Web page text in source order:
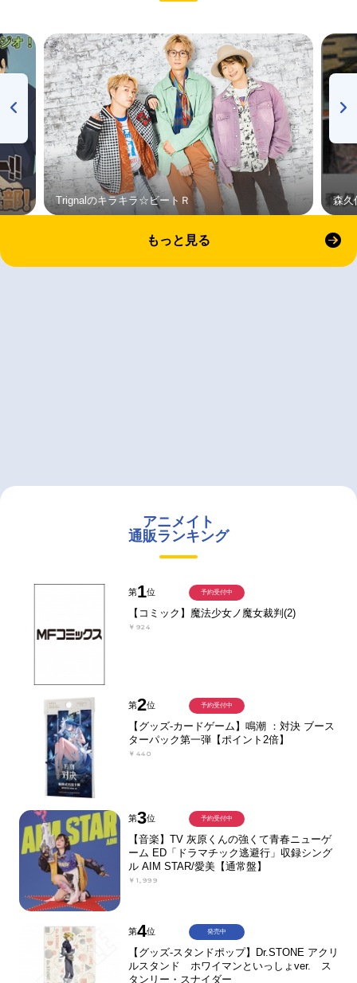
Trignalのキラキラ☆ビートＲ 森久
もっと見る
アニメイト
通販ランキング
第1位
【コミック】魔法少女ノ魔女裁判(2)
￥924
予約受付中
第2位
【グッズ-カードゲーム】鳴潮 ：対決 ブース
ターパック第一弾【ポイント2倍】
￥440
予約受付中
第3位
【音楽】TV 灰原くんの強くて青春ニューゲ
ーム ED「ドラマチック逃避行」収録シング
ル AIM STAR/愛美【通常盤】
￥1,999
予約受付中
第4位
【グッズ-スタンドポップ】Dr.STONE アクリ
ルスタンド ホワイマンといっしょver. ス
タンリー・スナイダー
発売中